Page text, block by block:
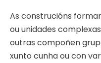
As construcións
ou unidades
outras compoñen
xunto cunha ou con